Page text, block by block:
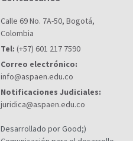
Calle 69 No. 7A-50, Bogotá,
Colombia
Tel: (+57) 601 217 7590
Correo electrónico:
info@aspaen.edu.co
Notificaciones Judiciales:
juridica@aspaen.edu.co
Desarrollado por Good;)